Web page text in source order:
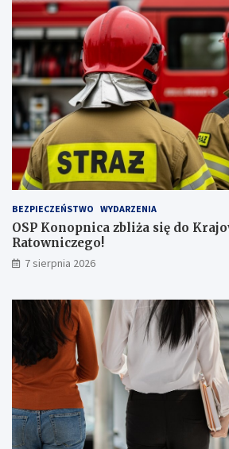
ż
s
z
ą
l
c
z
b
ą
a
a
ż
e
r
!
BEZPIECZEŃSTWO WYDARZENIA
OSP Konopnica zbliża się do
Ratowniczego!
7 sierpnia 2026